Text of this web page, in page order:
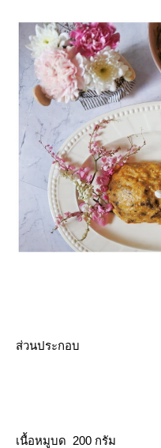
ส่วนประกอบ
เนื้อหมูบด 200 กรัม